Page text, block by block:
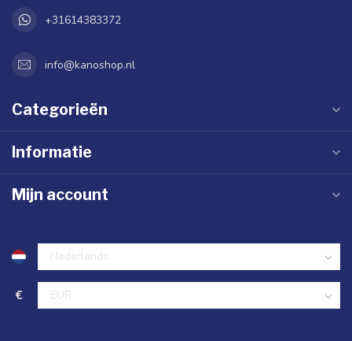
+31614383372
info@kanoshop.nl
Categorieën
Informatie
Mijn account
€